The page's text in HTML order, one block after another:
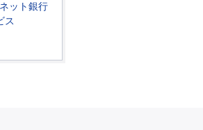
ット銀行
ス